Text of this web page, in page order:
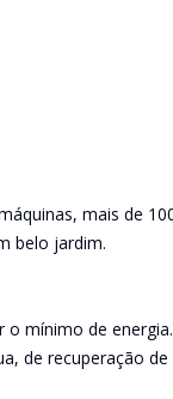
mais de
belo jardim.
o mínimo de energia.
de recuperação